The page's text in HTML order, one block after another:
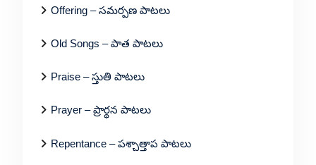
Offering – సమర్పణ పాటలు
Old Songs – పాత పాటలు
Praise – స్తుతి పాటలు
Prayer – ప్రార్థన పాటలు
Repentance – పశ్చాత్తాప పాటలు